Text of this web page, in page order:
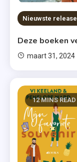
Nieuwste
Deze boeken
maart 31, 2024
12 MINS READ